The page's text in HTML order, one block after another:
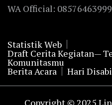
WA Official:
Statistik Web
Draft Cerita Kegiatan—
Komunitasmu
Berita Acara Hari
Copyright © 2025